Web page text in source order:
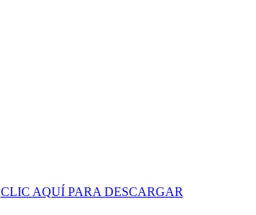
CLIC AQUÍ PARA DESCARGAR